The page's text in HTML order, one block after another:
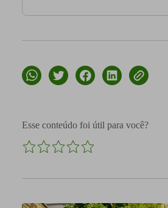
Esse conteúdo foi útil para você?